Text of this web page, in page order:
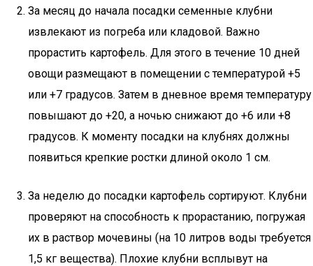
За месяц до начала посадки семенные клубни
извлекают из погреба или кладовой. Важно
прорастить картофель. Для этого в течение 10 дней
овощи размещают в помещении с температурой +5
или +7 градусов. Затем в дневное время температуру
повышают до +20, а ночью снижают до +6 или +8
градусов. К моменту посадки на клубнях должны
появиться крепкие ростки длиной около 1 см.
За неделю до посадки картофель сортируют. Клубни
проверяют на способность к прорастанию, погружая
их в раствор мочевины (на 10 литров воды требуется
1,5 кг вещества). Плохие клубни всплывут на